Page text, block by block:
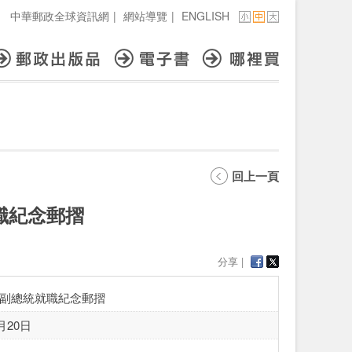
中華郵政全球資訊網 | 網站導覽 | ENGLISH
回上一頁
紀念郵摺
分享 |
總統就職紀念郵摺
20日